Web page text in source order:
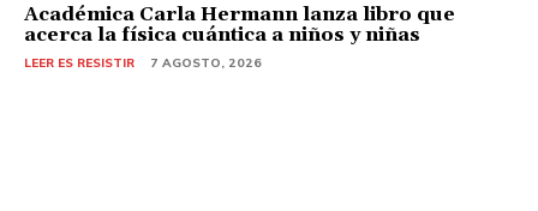
Académica Carla Hermann lanza libro que
acerca la física cuántica a niños y niñas
LEER ES RESISTIR 7 AGOSTO, 2026